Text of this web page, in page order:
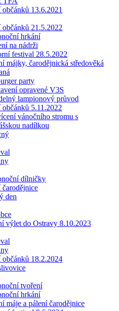
13.6.2021
21.5.2022
hrkání
na nádrži
festival 28.5.2022
májky, čarodějnická středověká
party
opravené V3S
lampionový průvod
5.11.2022
vánočního stromu s
nadílkou
dílničky
čarodějnice
den
výlet do Ostravy 8.10.2023
18.2.2024
tvoření
hrkání
máje a pálení čarodějnice